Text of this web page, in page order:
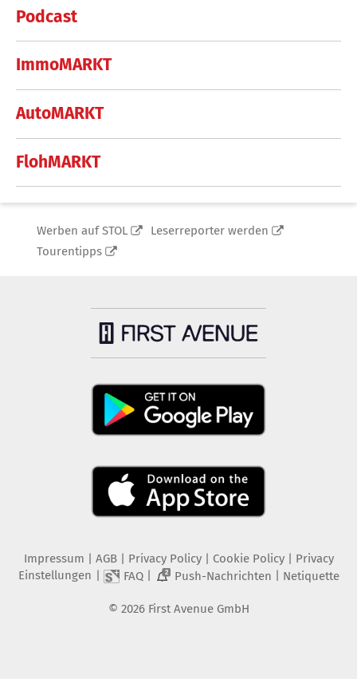
Podcast
ImmoMARKT
AutoMARKT
FlohMARKT
Werben auf STOL
Leserreporter werden
Tourentipps
Impressum AGB Privacy Policy| Cookie Policy| Privacy
Einstellungen
FAQ| 2 Push-Nachrichten Netiquette
© 2026 First Avenue GmbH